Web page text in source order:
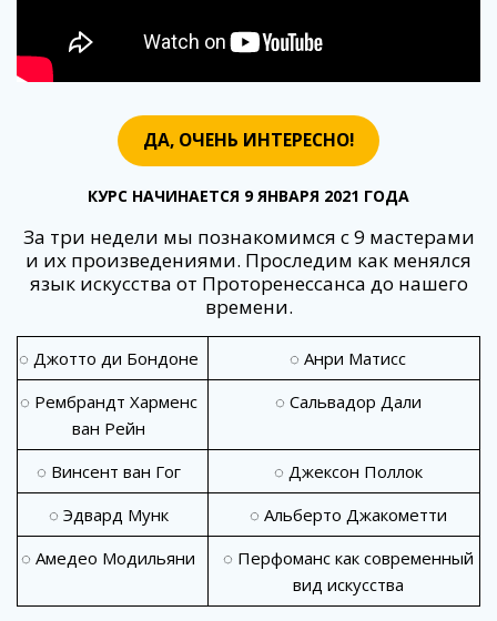
ДА, ОЧЕНЬ ИНТЕРЕСНО!
КУРС НАЧИНАЕТСЯ 9 ЯНВАРЯ 2021 ГОДА
За три недели мы познакомимся с 9 мастерами
и их произведениями. Проследим как менялся
язык искусства от Проторенессанса до нашего
времени.
◌ Джотто ди Бондоне
◌ Анри Матисс
◌ Рембрандт Харменс
ван Рейн
◌ Сальвадор Дали
◌ Винсент ван Гог
◌ Джексон Поллок
◌ Эдвард Мунк
◌ Альберто Джакометти
◌ Амедео Модильяни
◌ Перфоманс как современный
вид искусства